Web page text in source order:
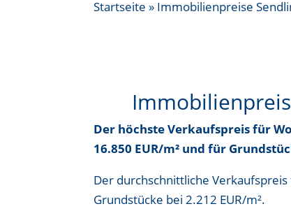
Startseite » Immobilienpreise
Der höchste Verkaufspreis für
16.850 EUR/m² und für
Der durchschnittliche
Grundstücke bei2.212 EUR/m².